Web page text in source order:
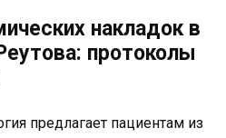
накладок в
протоколы
предлагает пациентам из